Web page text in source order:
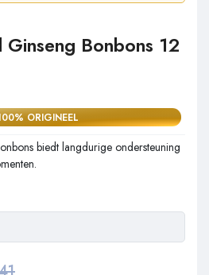
Bonbons 12
ORIGINEEL
biedt langdurige ondersteuning